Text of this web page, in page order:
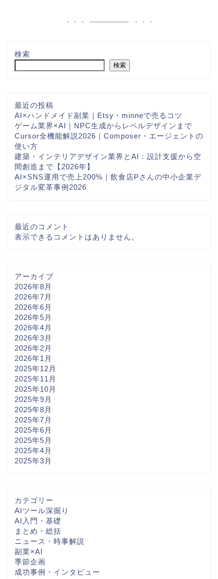
検索
検索
最近の投稿
AI×ハンドメイド副業｜Etsy・minneで売るコツ
ゲーム業界×AI｜NPC生成からレベルデザインまで
Cursor全機能解説2026｜Composer・エージェントの
使い方
建築・インテリアデザイン業界とAI：設計支援から空
間創造まで【2026年】
AI×SNS運用で売上200%｜飲食店Pさんの中小企業デ
ジタル変革事例2026
最近のコメント
表示できるコメントはありません。
アーカイブ
2026年8月
2026年7月
2026年6月
2026年5月
2026年4月
2026年3月
2026年2月
2026年1月
2025年12月
2025年11月
2025年10月
2025年9月
2025年8月
2025年7月
2025年6月
2025年5月
2025年4月
2025年3月
カテゴリー
AIツール深掘り
AI入門・基礎
まとめ・総括
ニュース・時事解説
副業×AI
季節企画
成功事例・インタビュー